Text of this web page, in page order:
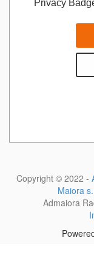
Copyright © 2022 -
Maiora
Admaiora